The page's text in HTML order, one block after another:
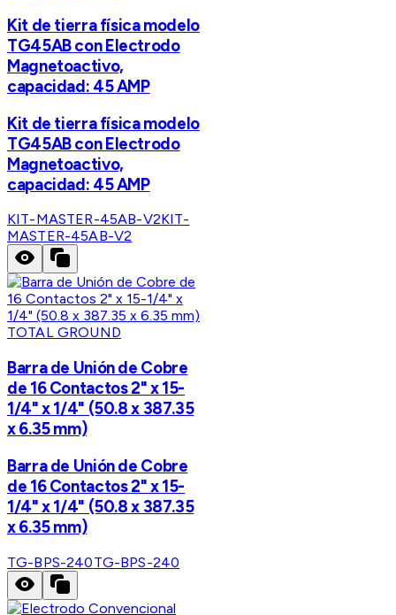
Kit de tierra física modelo
TG45AB con Electrodo
Magnetoactivo,
capacidad: 45 AMP
Kit de tierra física modelo
TG45AB con Electrodo
Magnetoactivo,
capacidad: 45 AMP
KIT-MASTER-45AB-V2KIT-
MASTER-45AB-V2
TOTAL GROUND
Barra de Unión de Cobre
de 16 Contactos 2" x 15-
1/4" x 1/4" (50.8 x 387.35
x 6.35 mm)
Barra de Unión de Cobre
de 16 Contactos 2" x 15-
1/4" x 1/4" (50.8 x 387.35
x 6.35 mm)
TG-BPS-240TG-BPS-240